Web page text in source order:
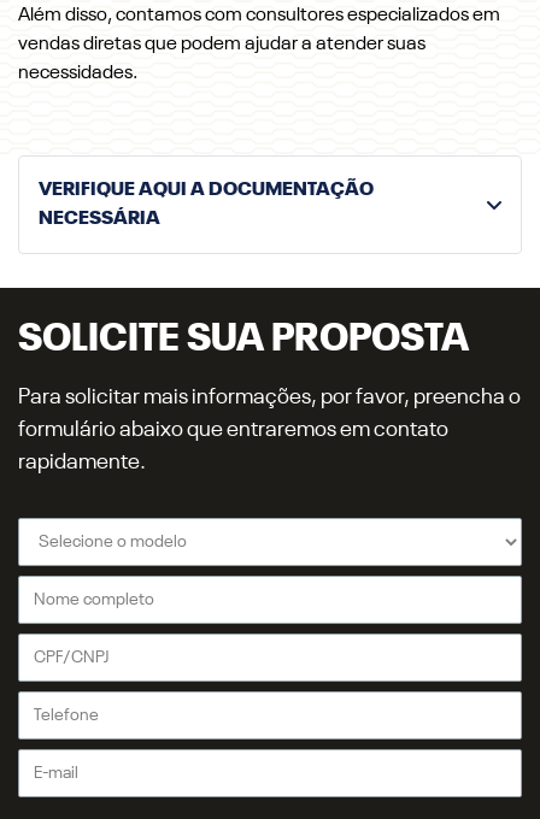
Além disso, contamos com consultores especializados em
vendas diretas que podem ajudar a atender suas
necessidades.
VERIFIQUE AQUI A DOCUMENTAÇÃO
NECESSÁRIA
SOLICITE SUA PROPOSTA
Para solicitar mais informações, por favor, preencha o
formulário abaixo que entraremos em contato
rapidamente.